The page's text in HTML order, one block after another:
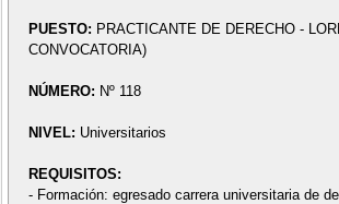
PUESTO: PRACTICANTE DE DERECHO -
CONVOCATORIA)
NÚMERO: Nº 118
NIVEL: Universitarios
REQUISITOS:
- Formación: egresado carrera universitaria de